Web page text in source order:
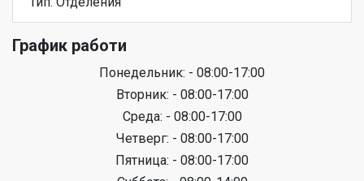
График работи
Понедельник: - 08:00-17:00
Вторник: - 08:00-17:00
Среда: - 08:00-17:00
Четверг: - 08:00-17:00
Пятница: - 08:00-17:00